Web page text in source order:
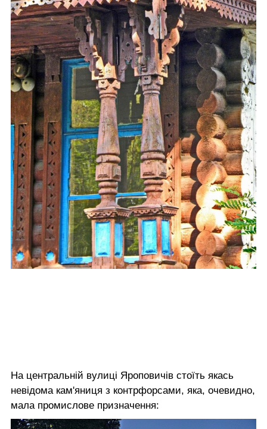
На центральній вулиці Яроповичів стоїть якась
невідома кам'яниця з контрфорсами, яка, очевидно,
мала промислове призначення: